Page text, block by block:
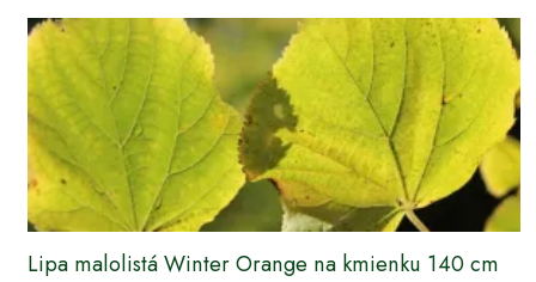
Lipa malolistá Winter Orange na kmienku 140 cm